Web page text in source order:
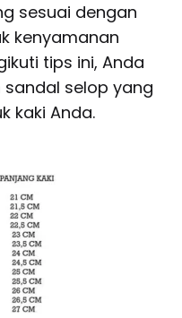
sesuai dengan
kenyamanan
tips ini, Anda
selop yang
kaki Anda.